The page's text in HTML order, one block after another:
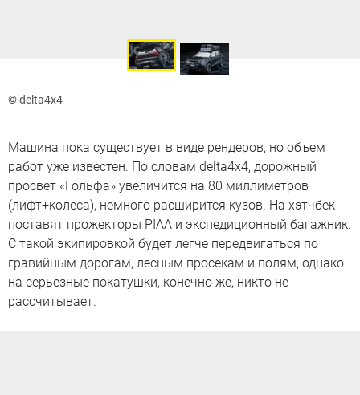
© delta4x4
Машина пока существует в виде рендеров, но объем
работ уже известен. По словам delta4x4, дорожный
просвет «Гольфа» увеличится на 80 миллиметров
(лифт+колеса), немного расширится кузов. На хэтчбек
поставят прожекторы PIAA и экспедиционный багажник.
С такой экипировкой будет легче передвигаться по
гравийным дорогам, лесным просекам и полям, однако
на серьезные покатушки, конечно же, никто не
рассчитывает.